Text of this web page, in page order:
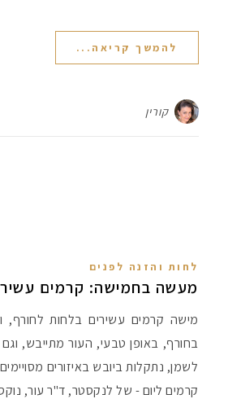
להמשך קריאה...
קורין
לחות והזנה לפנים
מעשה בחמישה: קרמים
מישה קרמים עשירים בלחות לחורף,
בחורף, באופן טבעי, העור מתייבש,
קרמים ליום - של לנקסטר, ד"ר עור,